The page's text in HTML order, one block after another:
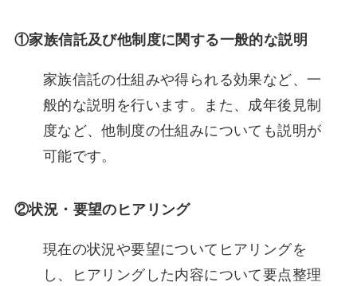
①家族信託及び他制度に関する一般的な説明
家族信託の仕組みや得られる効果など、一
般的な説明を行います。また、成年後見制
度など、他制度の仕組みについても説明が
可能です。
②状況・要望のヒアリング
現在の状況や要望についてヒアリングを
し、ヒアリングした内容について要点整理